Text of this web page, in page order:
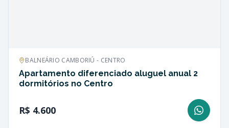
BALNEÁRIO CAMBORIÚ - CENTRO
Apartamento diferenciado aluguel anual 2
dormitórios no Centro
R$ 4.600